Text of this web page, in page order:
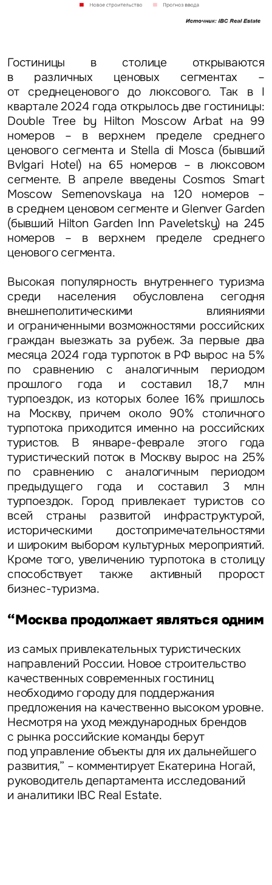
Гостиницы в столице открываются
в различных ценовых сегментах –
от среднеценового до люксового. Так в I
квартале 2024 года открылось две гостиницы:
Double Tree by Hilton Moscow Arbat на 99
номеров – в верхнем пределе среднего
ценового сегмента и Stella di Mosca (бывший
Bvlgari Hotel) на 65 номеров – в люксовом
сегменте. В апреле введены Cosmos Smart
Moscow Semenovskaya на 120 номеров –
в среднем ценовом сегменте и Glenver Garden
(бывший Hilton Garden Inn Paveletsky) на 245
номеров – в верхнем пределе среднего
ценового сегмента.
Высокая популярность внутреннего туризма
среди населения обусловлена сегодня
внешнеполитическими влияниями
и ограниченными возможностями российских
граждан выезжать за рубеж. За первые два
месяца 2024 года турпоток в РФ вырос на 5%
по сравнению с аналогичным периодом
прошлого года и составил 18,7 млн
турпоездок, из которых более 16% пришлось
на Москву, причем около 90% столичного
турпотока приходится именно на российских
туристов. В январе-феврале этого года
туристический поток в Москву вырос на 25%
по сравнению с аналогичным периодом
предыдущего года и составил 3 млн
турпоездок. Город привлекает туристов со
всей страны развитой инфраструктурой,
историческими достопримечательностями
и широким выбором культурных мероприятий.
Кроме того, увеличению турпотока в столицу
способствует также активный пророст
бизнес-туризма.
“Москва продолжает являться одним
из самых привлекательных туристических
направлений России. Новое строительство
качественных современных гостиниц
необходимо городу для поддержания
предложения на качественно высоком уровне.
Несмотря на уход международных брендов
с рынка российские команды берут
под управление объекты для их дальнейшего
развития,” – комментирует Екатерина Ногай,
руководитель департамента исследований
и аналитики IBC Real Estate.
Задайте свой вопрос
Вопрос
Предложение
Жалоба
Уведомления
Это обязательное поле
Это обязательное поле
Это обязательное поле